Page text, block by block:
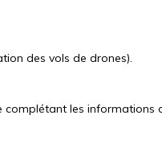
des vols de drones).
les informations